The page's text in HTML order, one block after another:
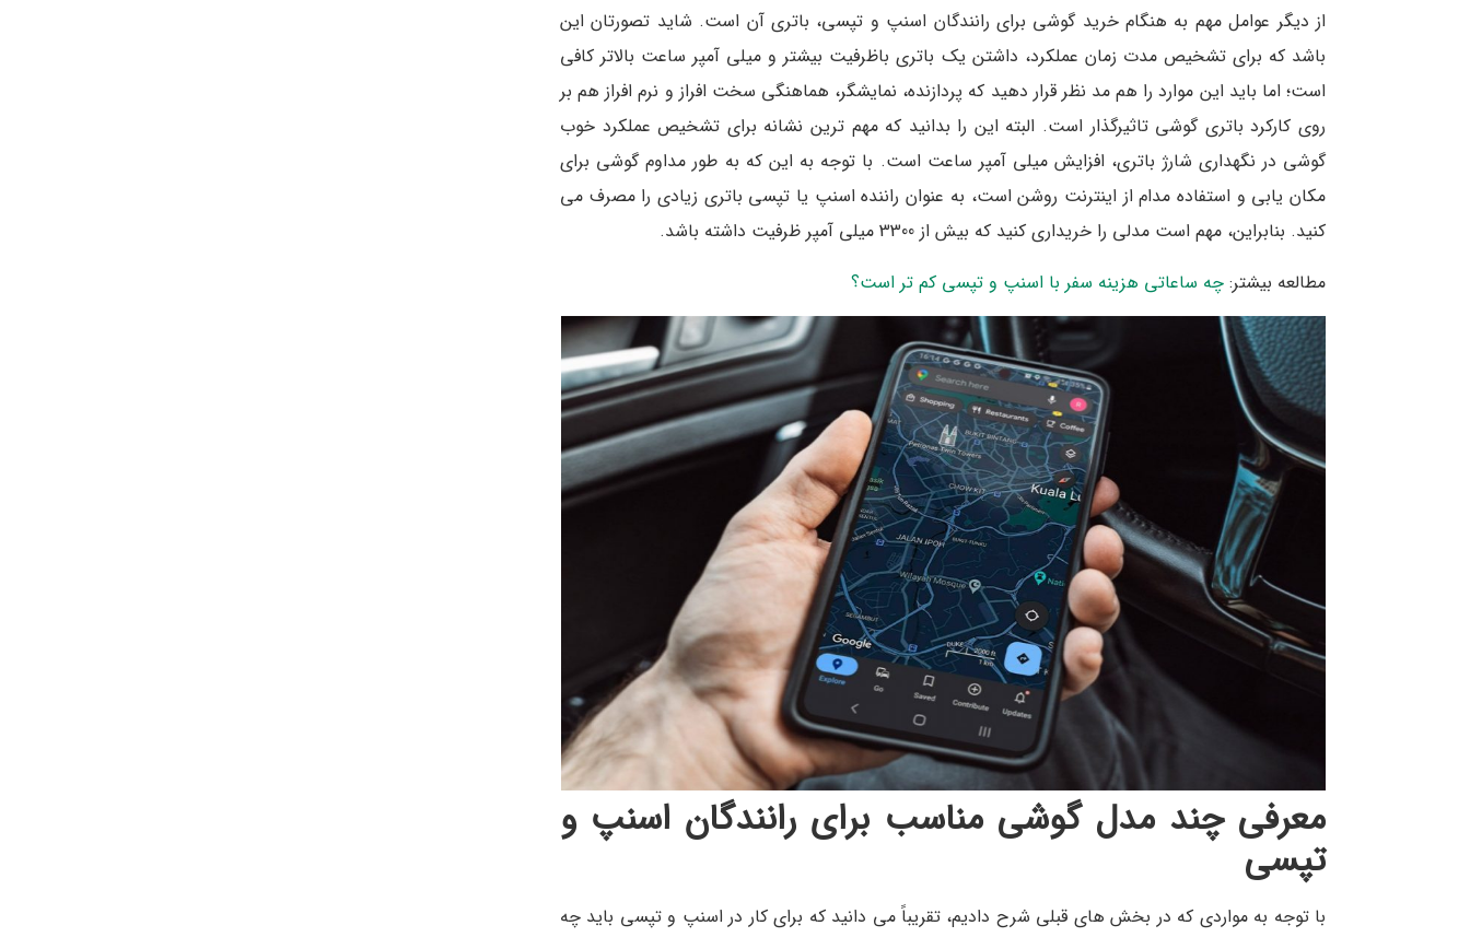
از دیگر عوامل مهم به هنگام خرید گوشی برای رانندگان اسنپ و تپسی، باتری آن است. شاید تصورتان این
باشد که برای تشخیص مدت زمان عملکرد، داشتن یک باتری باظرفیت بیشتر و میلی آمپر ساعت بالاتر کافی
است؛ اما باید این موارد را هم مد نظر قرار دهید که پردازنده، نمایشگر، هماهنگی سخت افراز و نرم افراز هم بر
روی کارکرد باتری گوشی تاثیرگذار است. البته این را بدانید که مهم ترین نشانه برای تشخیص عملکرد خوب
گوشی در نگهداری شارژ باتری، افزایش میلی آمپر ساعت است. با توجه به این که به طور مداوم گوشی برای
مکان یابی و استفاده مدام از اینترنت روشن است، به عنوان راننده اسنپ یا تپسی باتری زیادی را مصرف می
کنید. بنابراین، مهم است مدلی را خریداری کنید که بیش از 3300 میلی آمپر ظرفیت داشته باشد.
مطالعه بیشتر: چه ساعاتی هزینه سفر با اسنپ و تپسی کم تر است؟
معرفی چند مدل گوشی مناسب برای رانندگان اسنپ و
تپسی
با توجه به مواردی که در بخش های قبلی شرح دادیم، تقریباً می دانید که برای کار در اسنپ و تپسی باید چه